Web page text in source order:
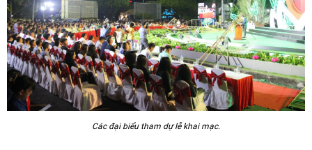
Các đại biểu tham dự lễ khai mạc.